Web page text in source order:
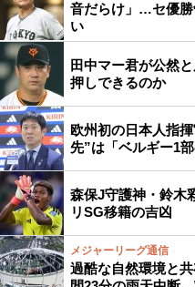
音だらけ」…セ優勝
い
田中マー君が公然
押しできるのか
欧州初の日本人指
先”は「ベルギー1
森保J守護神・鈴木
リSG移籍の吉凶
メジャーリーグ通信
過酷な自然環境と